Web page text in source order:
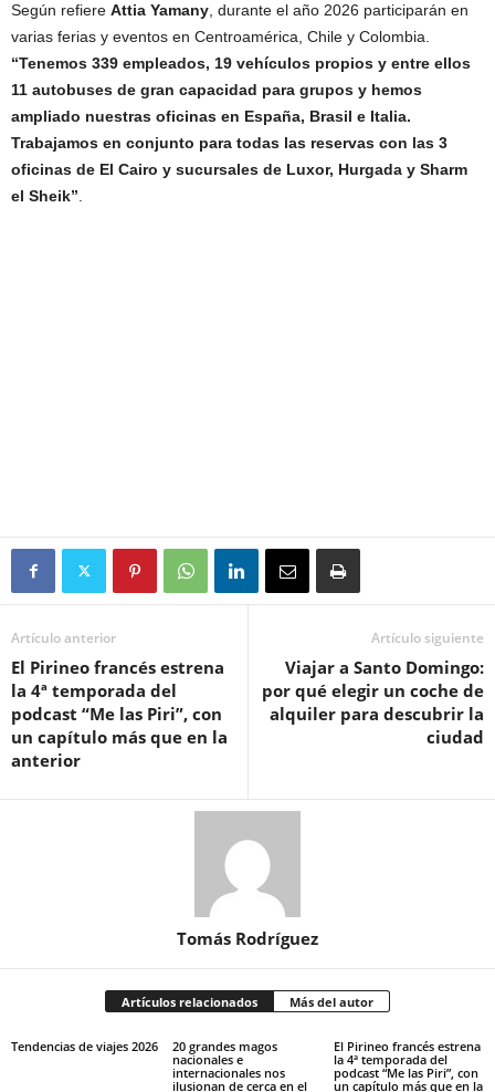
Según refiere Attia Yamany , durante el año 2026 participarán en
varias ferias y eventos en Centroamérica, Chile y Colombia.
“Tenemos 339 empleados, 19 vehículos propios y entre ellos
11 autobuses de gran capacidad para grupos y hemos
ampliado nuestras oficinas en España, Brasil e Italia.
Trabajamos en conjunto para todas las reservas con las 3
oficinas de El Cairo y sucursales de Luxor, Hurgada y Sharm
el Sheik”
Artículo anterior
El Pirineo francés estrena
la 4ª temporada del
podcast “Me las Piri”, con
un capítulo más que en la
anterior
Artículo siguiente
Viajar a Santo Domingo:
por qué elegir un coche de
alquiler para descubrir la
ciudad
Tomás Rodríguez
Artículos relacionados Más del autor
Tendencias de viajes 2026
20 grandes magos
nacionales e
internacionales nos
ilusionan de cerca en el
El Pirineo francés estrena
la 4ª temporada del
podcast “Me las Piri”, con
un capítulo más que en la